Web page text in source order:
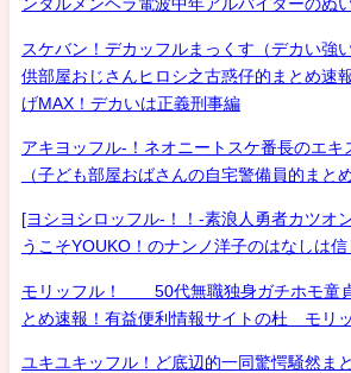
ンタルメンヘラ電波中年アルバイターのぬ
スケバン！デカッフルまっくす（デカい強
供部屋おじさんヒロシ之古惑仔的まとめ速
げMAX！デカいは正義刑事編
アキヨッフル-！ネオニートスケ番長のエキ
（子ども部屋おばさんの自宅警備員的まと
[ヨシヨシロッフル-！！-素浪人勇者カツオ
うこそYOUKO！のナンノ洋子のはなしは信
モリッフル！ 50代無職独身ガチホモ童
とめ速報！有益便利情報サイトの杜 モリ
ユキユキッフル！ど底辺的一同驚愕騒然ま